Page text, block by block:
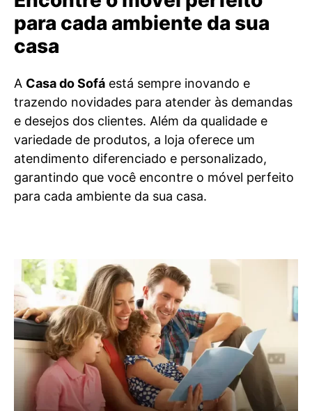
para cada ambiente da sua
casa
A Casa do Sofá está sempre inovando e
trazendo novidades para atender às demandas
e desejos dos clientes. Além da qualidade e
variedade de produtos, a loja oferece um
atendimento diferenciado e personalizado,
garantindo que você encontre o móvel perfeito
para cada ambiente da sua casa.